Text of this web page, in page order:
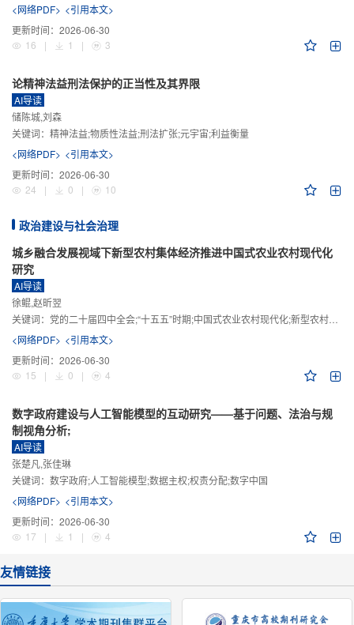
<网络PDF> <引用本文>
更新时间： 2026-06-30
16
| 1 | 3
论精神法益刑法保护的正当性及其界限
AI导读
储陈城,刘森
关键词： 精神法益;物质性法益;刑法扩张;元宇宙;利益衡量
<网络PDF> <引用本文>
更新时间： 2026-06-30
24
| 0 | 10
政治建设与社会治理
城乡融合发展视域下新型农村集体经济推进中国式农业农村现代化
研究
AI导读
徐鲲,赵昕翌
关键词： 党的二十届四中全会;“十五五”时期;中国式农业农村现代化;新型农村集体经济;城乡融合发展;新质生产力
<网络PDF> <引用本文>
更新时间： 2026-06-30
15
| 0 | 4
数字政府建设与人工智能模型的互动研究——基于问题、法治与规
制视角分析;
AI导读
张楚凡,张佳琳
关键词： 数字政府;人工智能模型;数据主权;权责分配;数字中国
<网络PDF> <引用本文>
更新时间： 2026-06-30
17
| 1 | 4
友情链接